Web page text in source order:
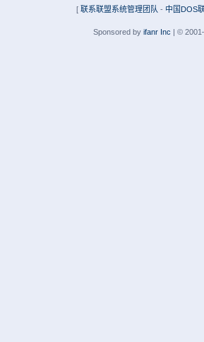
[ 联系联盟系统管理团队 - 中国DOS
Sponsored by ifanr Inc | ©